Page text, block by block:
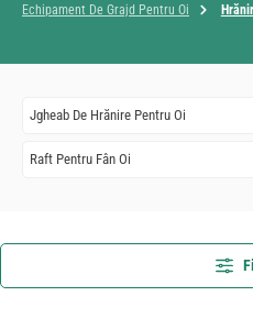
Echipament De Grajd Pentru Oi
Jgheab De Hrănire Pentru Oi
Raft Pentru Fân Oi